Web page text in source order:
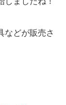
などが販売さ